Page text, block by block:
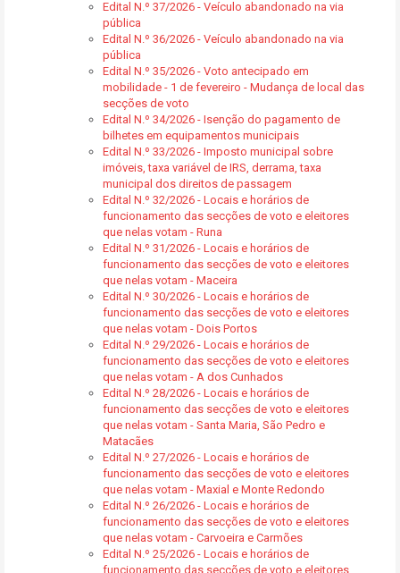
Edital N.º 37/2026 - Veículo abandonado na via
pública
Edital N.º 36/2026 - Veículo abandonado na via
pública
Edital N.º 35/2026 - Voto antecipado em
mobilidade - 1 de fevereiro - Mudança de local das
secções de voto
Edital N.º 34/2026 - Isenção do pagamento de
bilhetes em equipamentos municipais
Edital N.º 33/2026 - Imposto municipal sobre
imóveis, taxa variável de IRS, derrama, taxa
municipal dos direitos de passagem
Edital N.º 32/2026 - Locais e horários de
funcionamento das secções de voto e eleitores
que nelas votam - Runa
Edital N.º 31/2026 - Locais e horários de
funcionamento das secções de voto e eleitores
que nelas votam - Maceira
Edital N.º 30/2026 - Locais e horários de
funcionamento das secções de voto e eleitores
que nelas votam - Dois Portos
Edital N.º 29/2026 - Locais e horários de
funcionamento das secções de voto e eleitores
que nelas votam - A dos Cunhados
Edital N.º 28/2026 - Locais e horários de
funcionamento das secções de voto e eleitores
que nelas votam - Santa Maria, São Pedro e
Matacães
Edital N.º 27/2026 - Locais e horários de
funcionamento das secções de voto e eleitores
que nelas votam - Maxial e Monte Redondo
Edital N.º 26/2026 - Locais e horários de
funcionamento das secções de voto e eleitores
que nelas votam - Carvoeira e Carmões
Edital N.º 25/2026 - Locais e horários de
funcionamento das secções de voto e eleitores